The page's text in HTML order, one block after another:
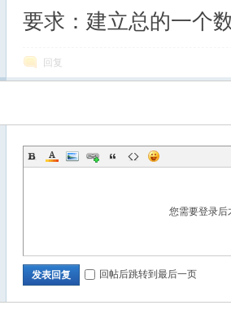
要求：建立总的一个
回复
您需要登录
发表回复 回帖后跳转到最后一页